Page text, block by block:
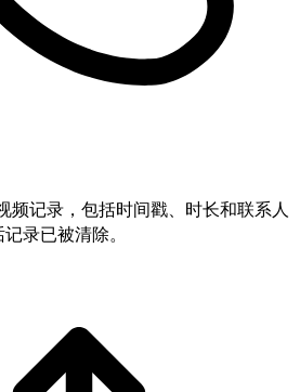
频记录，包括时间戳、时长和联系人
录已被清除。